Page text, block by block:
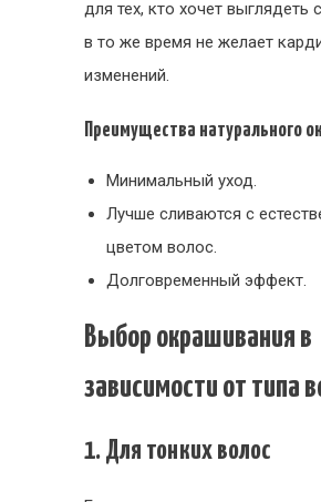
для тех, кто хочет выглядеть
в то же время не желает
изменений.
Преимущества натурального
Минимальный уход.
Лучше сливаются с
цветом волос.
Долговременный эффект.
Выбор окрашивания в
зависимости от типа
1. Для тонких волос